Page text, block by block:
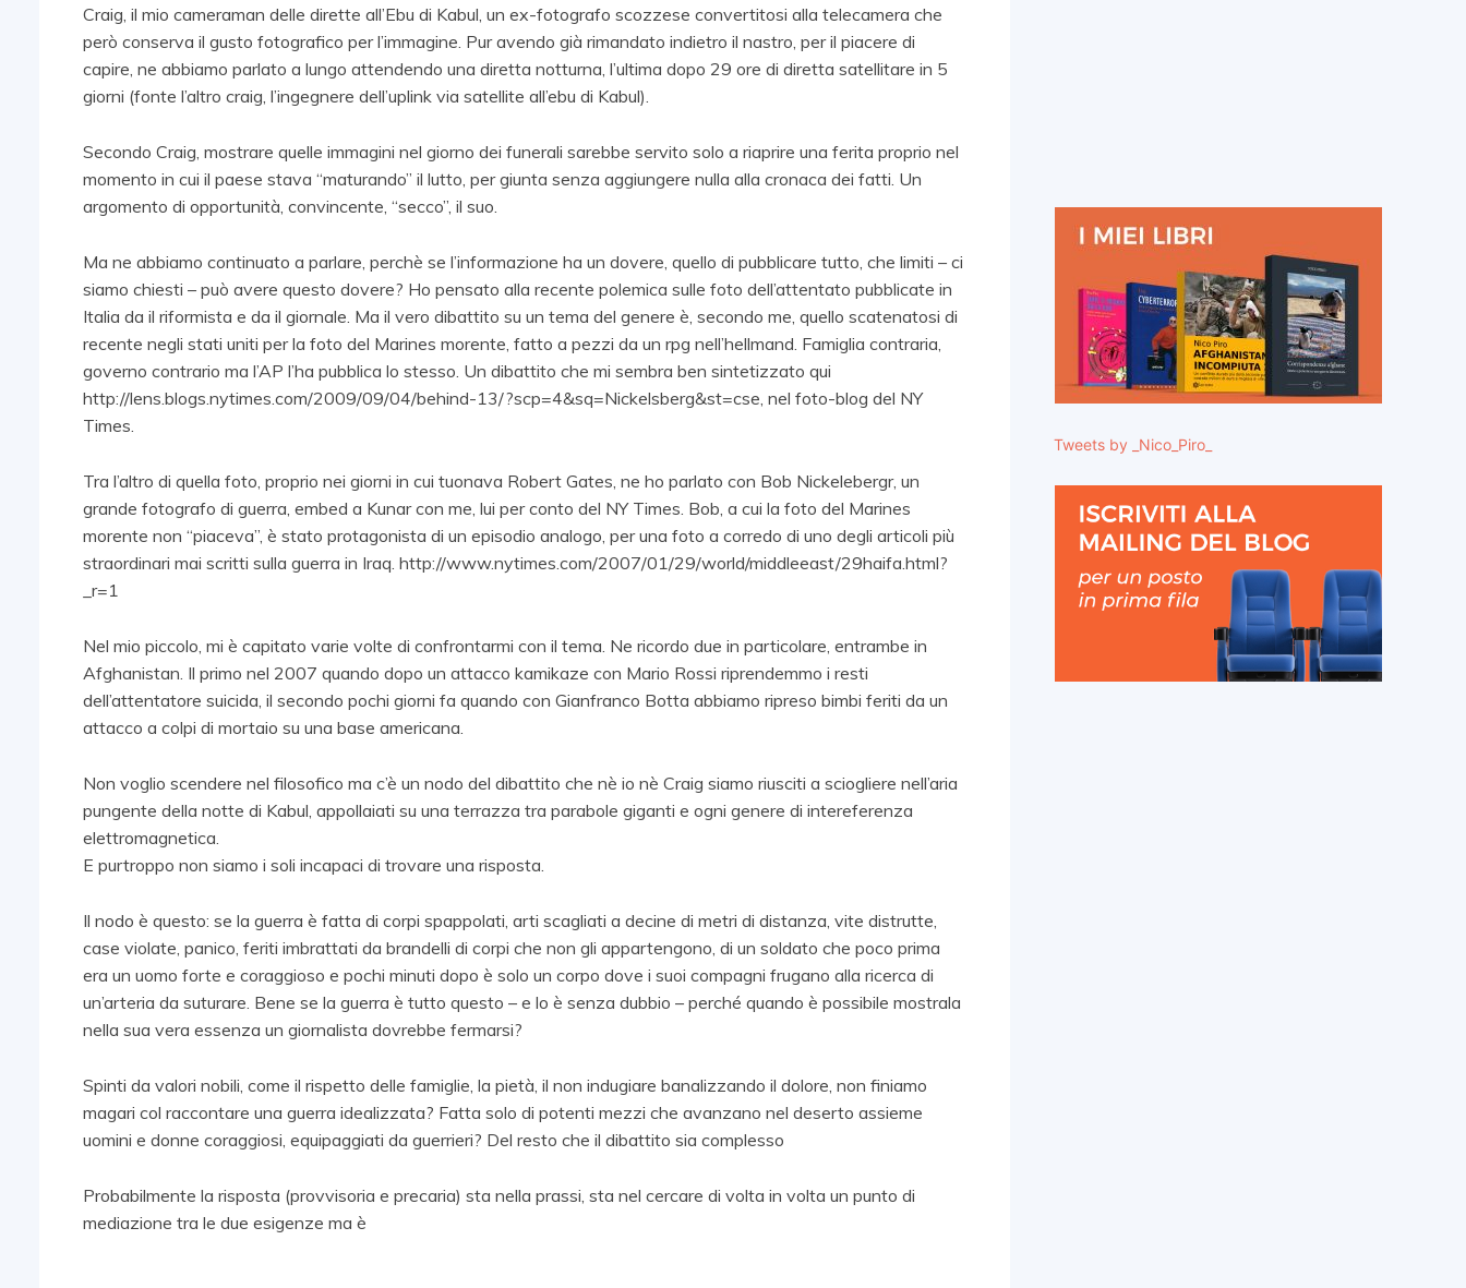
Craig, il mio cameraman delle dirette all’Ebu di Kabul, un ex-fotografo scozzese convertitosi alla telecamera che
però conserva il gusto fotografico per l’immagine. Pur avendo già rimandato indietro il nastro, per il piacere di
capire, ne abbiamo parlato a lungo attendendo una diretta notturna, l’ultima dopo 29 ore di diretta satellitare in 5
giorni (fonte l’altro craig, l’ingegnere dell’uplink via satellite all’ebu di Kabul).
Secondo Craig, mostrare quelle immagini nel giorno dei funerali sarebbe servito solo a riaprire una ferita proprio nel
momento in cui il paese stava “maturando” il lutto, per giunta senza aggiungere nulla alla cronaca dei fatti. Un
argomento di opportunità, convincente, “secco”, il suo.
Ma ne abbiamo continuato a parlare, perchè se l’informazione ha un dovere, quello di pubblicare tutto, che limiti – ci
siamo chiesti – può avere questo dovere? Ho pensato alla recente polemica sulle foto dell’attentato pubblicate in
Italia da il riformista e da il giornale. Ma il vero dibattito su un tema del genere è, secondo me, quello scatenatosi di
recente negli stati uniti per la foto del Marines morente, fatto a pezzi da un rpg nell’hellmand. Famiglia contraria,
governo contrario ma l’AP l’ha pubblica lo stesso. Un dibattito che mi sembra ben sintetizzato qui
http://lens.blogs.nytimes.com/2009/09/04/behind-13/?scp=4&sq=Nickelsberg&st=cse, nel foto-blog del NY
Times.
Tra l’altro di quella foto, proprio nei giorni in cui tuonava Robert Gates, ne ho parlato con Bob Nickelebergr, un
grande fotografo di guerra, embed a Kunar con me, lui per conto del NY Times. Bob, a cui la foto del Marines
morente non “piaceva”, è stato protagonista di un episodio analogo, per una foto a corredo di uno degli articoli più
straordinari mai scritti sulla guerra in Iraq. http://www.nytimes.com/2007/01/29/world/middleeast/29haifa.html?
_r=1
Nel mio piccolo, mi è capitato varie volte di confrontarmi con il tema. Ne ricordo due in particolare, entrambe in
Afghanistan. Il primo nel 2007 quando dopo un attacco kamikaze con Mario Rossi riprendemmo i resti
dell’attentatore suicida, il secondo pochi giorni fa quando con Gianfranco Botta abbiamo ripreso bimbi feriti da un
attacco a colpi di mortaio su una base americana.
Non voglio scendere nel filosofico ma c’è un nodo del dibattito che nè io nè Craig siamo riusciti a sciogliere nell’aria
pungente della notte di Kabul, appollaiati su una terrazza tra parabole giganti e ogni genere di intereferenza
elettromagnetica.
E purtroppo non siamo i soli incapaci di trovare una risposta.
Il nodo è questo: se la guerra è fatta di corpi spappolati, arti scagliati a decine di metri di distanza, vite distrutte,
case violate, panico, feriti imbrattati da brandelli di corpi che non gli appartengono, di un soldato che poco prima
era un uomo forte e coraggioso e pochi minuti dopo è solo un corpo dove i suoi compagni frugano alla ricerca di
un’arteria da suturare. Bene se la guerra è tutto questo – e lo è senza dubbio – perché quando è possibile mostrala
nella sua vera essenza un giornalista dovrebbe fermarsi?
Spinti da valori nobili, come il rispetto delle famiglie, la pietà, il non indugiare banalizzando il dolore, non finiamo
magari col raccontare una guerra idealizzata? Fatta solo di potenti mezzi che avanzano nel deserto assieme
uomini e donne coraggiosi, equipaggiati da guerrieri? Del resto che il dibattito sia complesso
Probabilmente la risposta (provvisoria e precaria) sta nella prassi, sta nel cercare di volta in volta un punto di
mediazione tra le due esigenze ma è
Tweets by _Nico_Piro_